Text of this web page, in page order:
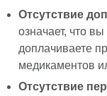
Отсутствие
означает, что
доплачиваете
медикаментов
Отсутствие